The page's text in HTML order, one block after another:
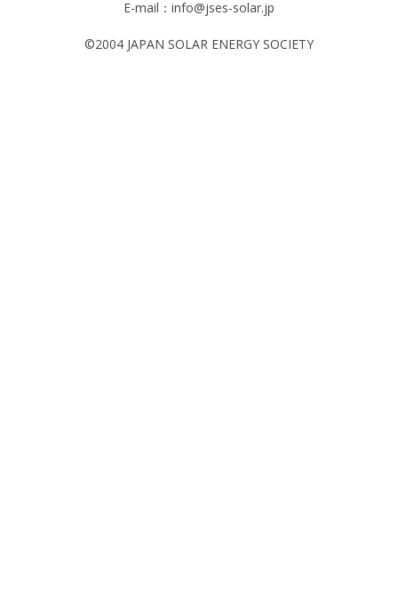
E-mail：info@jses-solar.jp
©2004 JAPAN SOLAR ENERGY SOCIETY